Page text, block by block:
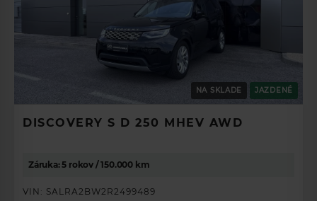
NA SKLADE JAZDENÉ
DISCOVERY S D 250 MHEV AWD
Záruka: 5 rokov / 150.000 km
VIN: SALRA2BW2R2499489